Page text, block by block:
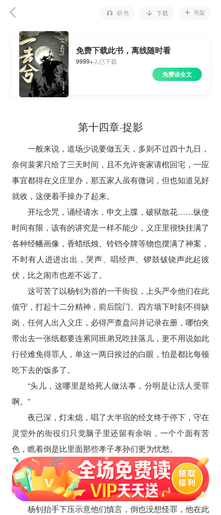
听书 下载 书架
免费下载此书，离线随时看
9999+人已下载
免费读全文
第十四章·捉影
一般来说，道场少说要做五天，多则不过四十九日，
奈何裴霁只给了三天时间，且不允许丧家请棺回宅，一应
事宜都得在义庄里办，那五家人虽有微词，但也知道见好
就收，这便着手操办了起来。
开坛念咒，诵经请水，申文上牒，破狱散花……纵使
时间有限，该有的讲究是一样不能少，义庄里很快挂满了
各种经幡画像，香蜡纸烛、铃铛令牌等物也摆满了神案，
不时有人进进出出，哭声、唱经声、锣鼓钹铙声此起彼
伏，比之闹市也差不远了。
这可苦了以杨钊为首的一干衙役，上头严令他们在此
值守，打起十二分精神，前后院门、四方墙下时刻不得缺
岗，任何人出入义庄，必得严查盘问并记录在册，哪怕夹
带出去一张纸都要连累同班弟兄吃挂落儿，更不用说如此
行径难免得罪人，单这一两日挨过的白眼，怕是都比每顿
吃下去的饭多了。
“头儿，这哪里是给死人做法事，分明是让活人受罪
啊。”
夜已深，灯未熄，唱了大半宿的经文终于停下，守在
灵堂外的衙役们只觉脑子里还留有余响，一个个面有苦
色，瞧着倒是比里面那些孝子孝孙们更为忧愁。
杨钊抬手下压示意他们慎言，倒也没想怪罪，他在此